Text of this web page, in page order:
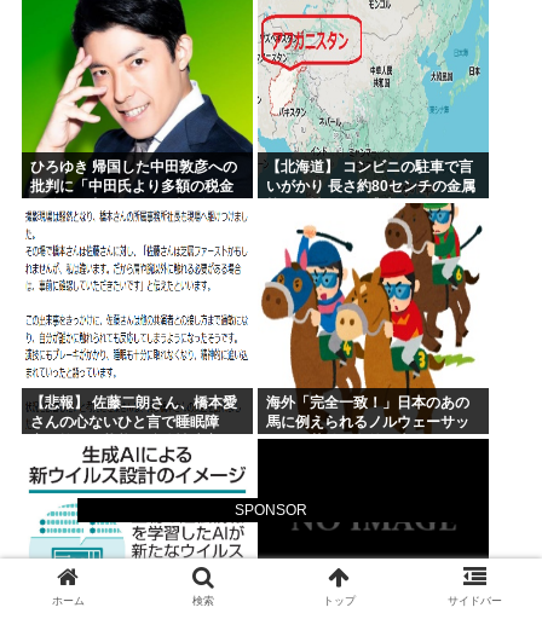
SPONSOR
ひろゆき 帰国した中田敦彦への
批判に「中田氏より多額の税金
い」
【北海道】 コンビニの駐車で言
いがかり 長さ約80センチの金属
棒で男性を殴り逃走 アフガニス
タン国籍（パート従業員 51）を
再逮捕 ※職務質問で警...
【悲報】 佐藤二朗さん、橋本愛
さんの心ないひと言で睡眠障
害・抑うつ状態・強迫性障害悪
化し病気の治療のため楽屋訪問
したと新潮で暴露
海外「完全一致！」日本のあの
馬に例えられるノルウェーサッ
カーの英雄に海外が大騒ぎ
ホーム 検索 トップ サイドバー